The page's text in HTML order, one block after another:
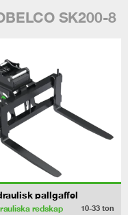
SK200-8
pallgaffel
redskap 10-33 ton